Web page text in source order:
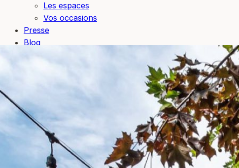
Les espaces
Vos occasions
Presse
Blog